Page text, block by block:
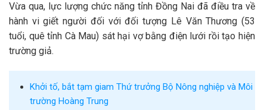
Vừa qua, lực lượng chức năng tỉnh Đồng Nai đã điều tra về
hành vi giết người đối với đối tượng Lê Văn Thương (53
tuổi, quê tỉnh Cà Mau) sát hại vợ bằng điện lưới rồi tạo hiện
trường giả.
Khởi tố, bắt tạm giam Thứ trưởng Bộ Nông nghiệp và Môi
trường Hoàng Trung